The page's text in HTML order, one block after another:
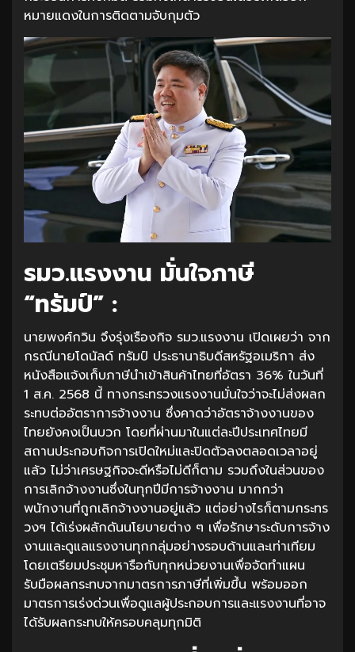
หมายแดงในการติดตามจับกุมตัว
รมว.แรงงาน มั่นใจภาษี
“ทรัมป์” :
นายพงศ์กวิน จึงรุ่งเรืองกิจ รมว.แรงงาน เปิดเผยว่า จาก
กรณีนายโดนัลด์ ทรัมป์ ประธานาธิบดีสหรัฐอเมริกา ส่ง
หนังสือแจ้งเก็บภาษีนำเข้าสินค้าไทยที่อัตรา 36% ในวันที่
1 ส.ค. 2568 นี้ ทางกระทรวงแรงงานมั่นใจว่าจะไม่ส่งผลก
ระทบต่ออัตราการจ้างงาน ซึ่งคาดว่าอัตราจ้างงานของ
ไทยยังคงเป็นบวก โดยที่ผ่านมาในแต่ละปีประเทศไทยมี
สถานประกอบกิจการเปิดใหม่และปิดตัวลงตลอดเวลาอยู่
แล้ว ไม่ว่าเศรษฐกิจจะดีหรือไม่ดีก็ตาม รวมถึงในส่วนของ
การเลิกจ้างงานซึ่งในทุกปีมีการจ้างงาน มากกว่า
พนักงานที่ถูกเลิกจ้างงานอยู่แล้ว แต่อย่างไรก็ตามกระทร
วงฯ ได้เร่งผลักดันนโยบายต่าง ๆ เพื่อรักษาระดับการจ้าง
งานและดูแลแรงงานทุกกลุ่มอย่างรอบด้านและเท่าเทียม
โดยเตรียมประชุมหารือกับทุกหน่วยงานเพื่อจัดทำแผน
รับมือผลกระทบจากมาตรการภาษีที่เพิ่มขึ้น พร้อมออก
มาตรการเร่งด่วนเพื่อดูแลผู้ประกอบการและแรงงานที่อาจ
ได้รับผลกระทบให้ครอบคลุมทุกมิติ